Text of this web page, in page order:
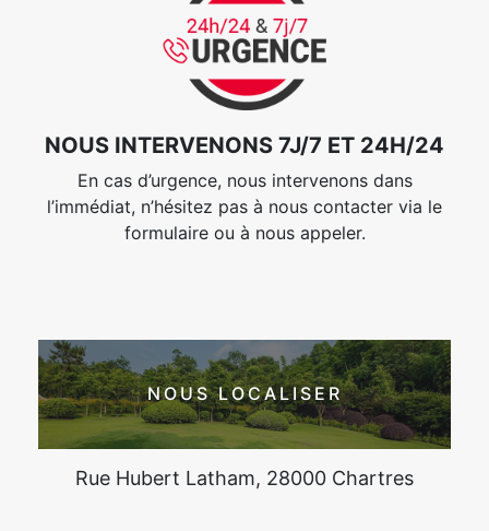
NOUS INTERVENONS 7J/7 ET 24H/24
En cas d’urgence, nous intervenons dans
l’immédiat, n’hésitez pas à nous contacter via le
formulaire ou à nous appeler.
NOUS LOCALISER
Rue Hubert Latham, 28000 Chartres